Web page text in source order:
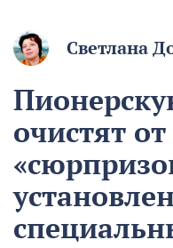
Светлана
очистят